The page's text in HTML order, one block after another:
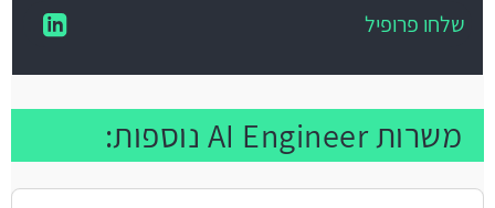
שלחו פרופיל
משרות AI Engineer נוספות: